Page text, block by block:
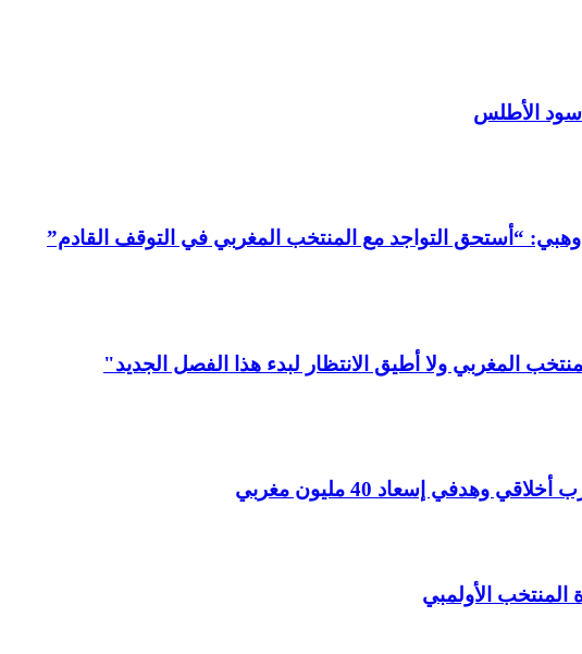
الأطلس
“أستحق التواجد مع المنتخب المغربي في التوقف القادم”
المغربي ولا أطيق الانتظار لبدء هذا الفصل الجديد"
إسعاد 40 مليون مغربي
الأولمبي